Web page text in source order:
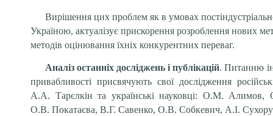
Вирішення цих проблем як в умовах
Україною, актуалізує прискорення розроблення нових
методів оцінювання їхніх конкурентних переваг.
Аналіз останніх досліджень і публікацій. Питанню
привабливості присвячують свої дослідження
А.А. Тарєлкін та українські науковці: О.М.
О.В. Покатаєва, В.Г. Савенко, О.В. Собкевич, А.І.